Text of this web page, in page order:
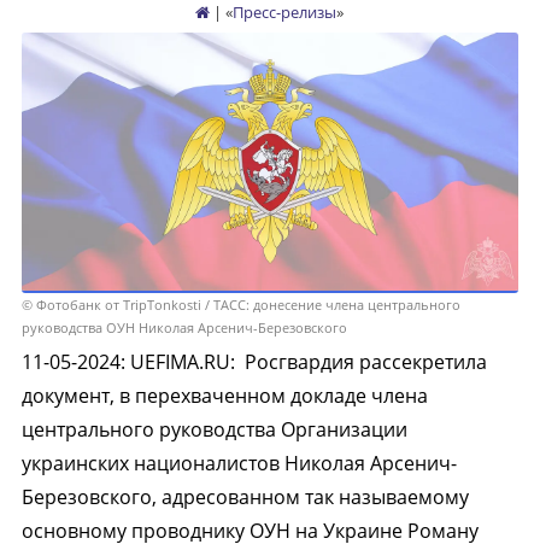
| «Пресс-релизы»
© Фотобанк от TripTonkosti / ТАСС: донесение члена центрального
руководства ОУН Николая Арсенич-Березовского
11-05-2024: UEFIMA.RU: Росгвардия рассекретила
документ, в перехваченном докладе члена
центрального руководства Организации
украинских националистов Николая Арсенич-
Березовского, адресованном так называемому
основному проводнику ОУН на Украине Роману